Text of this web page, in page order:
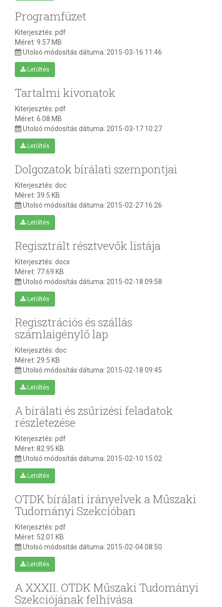
Programfüzet
Kiterjesztés: pdf
Méret: 9.57 MB
Utolsó módosítás dátuma: 2015-03-16 11:46
Letöltés
Tartalmi kivonatok
Kiterjesztés: pdf
Méret: 6.08 MB
Utolsó módosítás dátuma: 2015-03-17 10:27
Letöltés
Dolgozatok bírálati szempontjai
Kiterjesztés: doc
Méret: 39.5 KB
Utolsó módosítás dátuma: 2015-02-27 16:26
Letöltés
Regisztrált résztvevők listája
Kiterjesztés: docx
Méret: 77.69 KB
Utolsó módosítás dátuma: 2015-02-18 09:58
Letöltés
Regisztrációs és szállás
számlaigénylő lap
Kiterjesztés: doc
Méret: 29.5 KB
Utolsó módosítás dátuma: 2015-02-18 09:45
Letöltés
A bírálati és zsűrizési feladatok
részletezése
Kiterjesztés: pdf
Méret: 82.95 KB
Utolsó módosítás dátuma: 2015-02-10 15:02
Letöltés
OTDK bírálati irányelvek a Műszaki
Tudományi Szekcióban
Kiterjesztés: pdf
Méret: 52.01 KB
Utolsó módosítás dátuma: 2015-02-04 08:50
Letöltés
A XXXII. OTDK Műszaki Tudományi
Szekciójának felhívása